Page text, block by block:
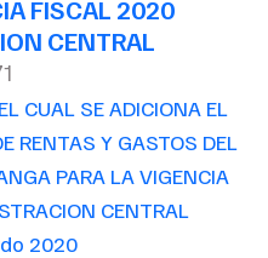
FISCAL 2020
CENTRAL
2020